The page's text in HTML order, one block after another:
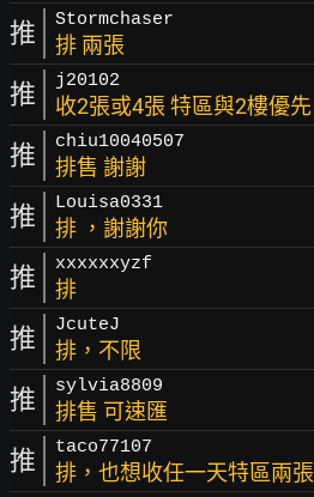
推 Stormchaser
排 兩張
推 j20102
收2張或4張 特區與2樓優先
推 chiu10040507
排售 謝謝
推 Louisa0331
排 ，謝謝你
推 xxxxxxyzf
排
推 JcuteJ
排，不限
推 sylvia8809
排售 可速匯
推 taco77107
排，也想收任一天特區兩張